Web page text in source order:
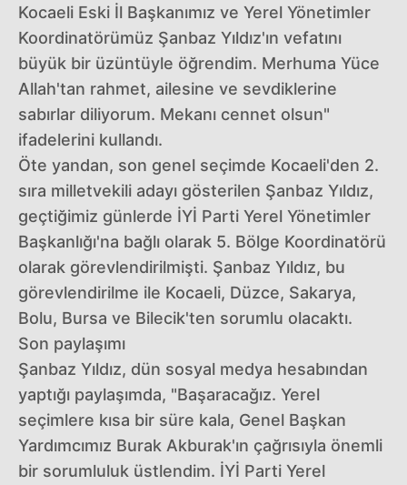
Kocaeli Eski İl Başkanımız ve Yerel Yönetimler
Koordinatörümüz Şanbaz Yıldız'ın vefatını
büyük bir üzüntüyle öğrendim. Merhuma Yüce
Allah'tan rahmet, ailesine ve sevdiklerine
sabırlar diliyorum. Mekanı cennet olsun"
ifadelerini kullandı.
Öte yandan, son genel seçimde Kocaeli'den 2.
sıra milletvekili adayı gösterilen Şanbaz Yıldız,
geçtiğimiz günlerde İYİ Parti Yerel Yönetimler
Başkanlığı'na bağlı olarak 5. Bölge Koordinatörü
olarak görevlendirilmişti. Şanbaz Yıldız, bu
görevlendirilme ile Kocaeli, Düzce, Sakarya,
Bolu, Bursa ve Bilecik'ten sorumlu olacaktı.
Son paylaşımı
Şanbaz Yıldız, dün sosyal medya hesabından
yaptığı paylaşımda, "Başaracağız. Yerel
seçimlere kısa bir süre kala, Genel Başkan
Yardımcımız Burak Akburak'ın çağrısıyla önemli
bir sorumluluk üstlendim. İYİ Parti Yerel